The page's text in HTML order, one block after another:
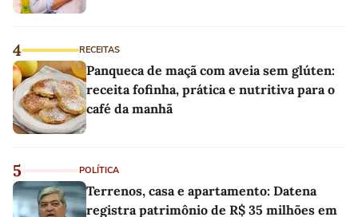
4 RECEITAS
Panqueca de maçã com aveia sem glúten:
receita fofinha, prática e nutritiva para o
café da manhã
5 POLÍTICA
Terrenos, casa e apartamento: Datena
registra patrimônio de R$ 35 milhões em